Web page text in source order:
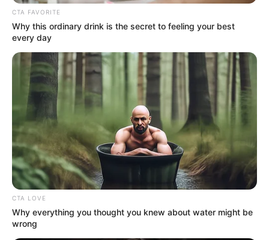
CTA FAVORITE
Why this ordinary drink is the secret to feeling your best
every day
CTA LOVE
Why everything you thought you knew about water might be
wrong